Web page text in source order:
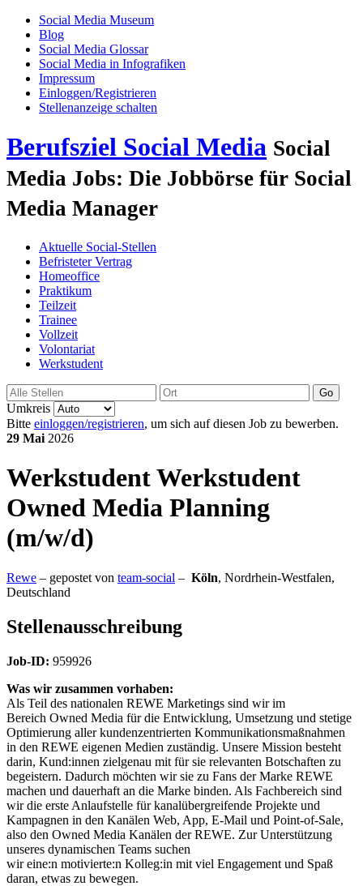
Social Media Museum
Blog
Social Media Glossar
Social Media in Infografiken
Impressum
Einloggen/Registrieren
Stellenanzeige schalten
Berufsziel Social Media Social
Media Jobs: Die Jobbörse für Social
Media Manager
Aktuelle Social-Stellen
Befristeter Vertrag
Homeoffice
Praktikum
Teilzeit
Trainee
Vollzeit
Volontariat
Werkstudent
Go
Umkreis
Bitte einloggen/registrieren, um sich auf diesen Job zu bewerben.
29 Mai 2026
WerkstudentWerkstudent
Owned Media Planning
(m/w/d)
Rewe – gepostet von team-social – Köln, Nordrhein-Westfalen,
Deutschland
Stellenausschreibung
Job-ID: 959926
Was wir zusammen vorhaben:
Als Teil des nationalen REWE Marketings sind wir im
Bereich Owned Media für die Entwicklung, Umsetzung und stetige
Optimierung aller kundenzentrierten Kommunikationsmaßnahmen
in den REWE eigenen Medien zuständig. Unsere Mission besteht
darin, Kund:innen zielgenau mit für sie relevanten Botschaften zu
begeistern. Dadurch möchten wir sie zu Fans der Marke REWE
machen und dauerhaft an die Marke binden. Als Fachbereich sind
wir die erste Anlaufstelle für kanalübergreifende Projekte und
Kampagnen in den Kanälen Web, App, E-Mail und Point-of-Sale,
also den Owned Media Kanälen der REWE. Zur Unterstützung
unseres dynamischen Teams suchen
wir eine:n motivierte:n Kolleg:in mit viel Engagement und Spaß
daran, etwas zu bewegen.